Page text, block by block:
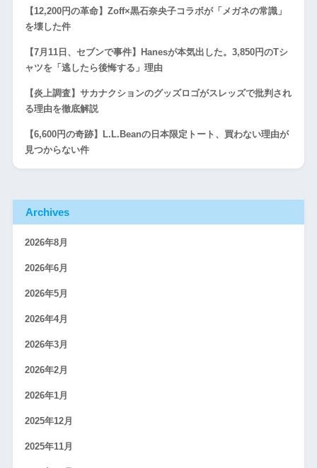
【12,200円の革命】Zoff×黒石奈央子コラボが「メガネの常識」
を壊した件
【7月11日、セブンで事件】Hanesが本気出した。3,850円のTシ
ャツを「逃したら後悔する」理由
【炎上調査】サカナクションのグッズロゴがスレッズで批判され
る理由を徹底解説
【6,600円の奇跡】L.L.Beanの日本限定トート、買わない理由が
見つからない件
Archives
2026年8月
2026年6月
2026年5月
2026年4月
2026年3月
2026年2月
2026年1月
2025年12月
2025年11月